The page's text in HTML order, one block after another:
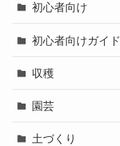
初心者向け
初心者向けガイド
収穫
園芸
土づくり